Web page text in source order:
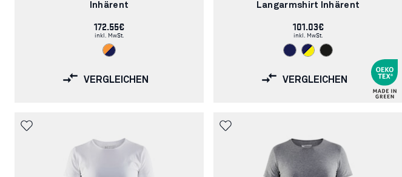
Inhärent
172.55€
inkl. MwSt.
VERGLEICHEN
Langarmshirt Inhärent
101.03€
inkl. MwSt.
VERGLEICHEN